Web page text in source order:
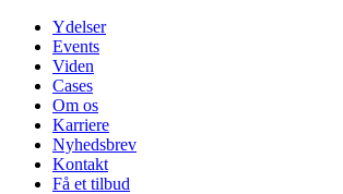
Ydelser
Events
Viden
Cases
Om os
Karriere
Nyhedsbrev
Kontakt
Få et tilbud